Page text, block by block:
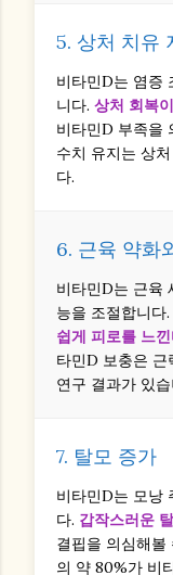
5. 상처 치유
비타민D는 염증
니다. 상처 회복
비타민D 부족을
수치 유지는 상
다.
6. 근육 약화
비타민D는 근육
능을 조절합니다.
쉽게 피로를 느
타민D 보충은 근
연구 결과가 있
7. 탈모 증가
비타민D는 모낭
다. 갑작스러운
결핍을 의심해볼
의 약 80%가 비